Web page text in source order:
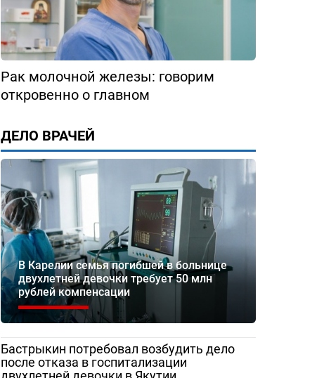
Рак молочной железы: говорим
откровенно о главном
ДЕЛО ВРАЧЕЙ
В Карелии семья погибшей в больнице
двухлетней девочки требует 50 млн
рублей компенсации
Бастрыкин потребовал возбудить дело
после отказа в госпитализации